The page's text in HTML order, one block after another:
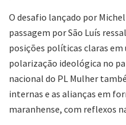
O desafio lançado por
passagem por São Luís
posições políticas claras
polarização ideológica no
nacional do PL Mulher
internas e as alianças em
maranhense, com reflexos